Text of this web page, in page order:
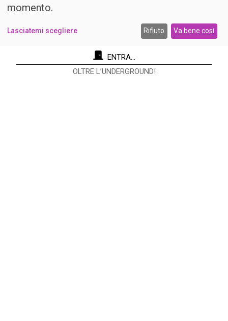
ENTRA...
OLTRE L’UNDERGROUND!
momento.
Lasciatemi scegliere Rifiuto Va bene così